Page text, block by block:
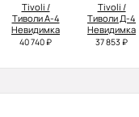
Tivoli /
Тиволи А-4
Невидимка
40 740 ₽
Tivoli /
Тиволи Д-4
Невидимка
37 853 ₽